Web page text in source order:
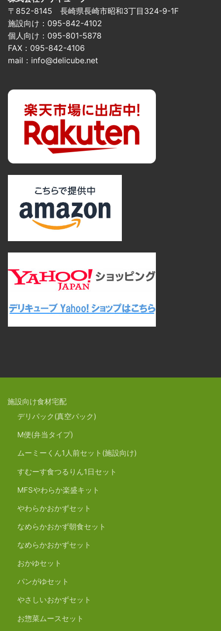
〒852-8145 長崎県長崎市昭和3丁目324-9-1F
施設向け：095-842-4102
個人向け：095-801-5878
FAX：095-842-4106
mail：info@delicube.net
施設向け食材宅配
デリパック(真空パック)
M便(弁当タイプ)
ムーミーくん1人前セット(施設向け)
すむーす食つるりん1日セット
MFSやわらか楽盛キット
やわらかおかずセット
なめらかおかず朝食セット
なめらかおかずセット
おかゆセット
パンがゆセット
やさしいおかずセット
お惣菜ムースセット